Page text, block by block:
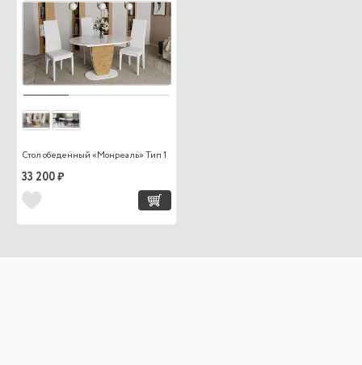
Стол обеденный «Монреаль» Тип 1
33 200 ₽